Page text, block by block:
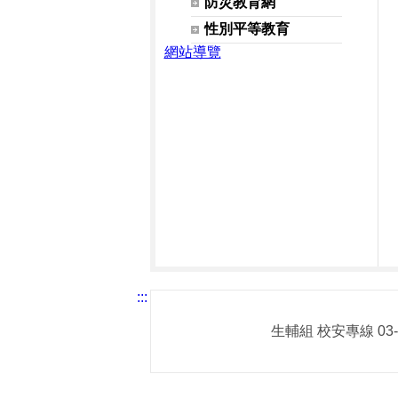
性別平等教育
網站導覽
:::
生輔組 校安專線